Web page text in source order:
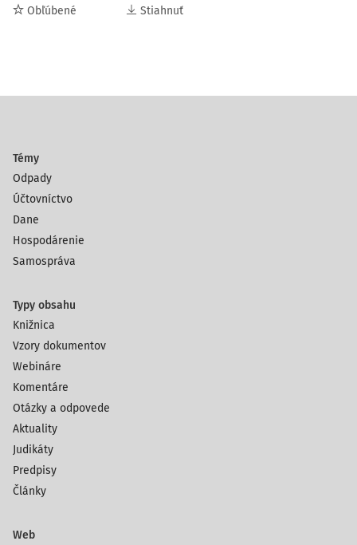
Obľúbené Stiahnuť
Témy
Odpady
Účtovníctvo
Dane
Hospodárenie
Samospráva
Typy obsahu
Knižnica
Vzory dokumentov
Webináre
Komentáre
Otázky a odpovede
Aktuality
Judikáty
Predpisy
Články
Web